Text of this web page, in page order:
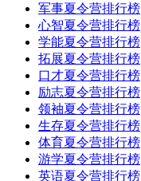
军事夏令营排行榜
心智夏令营排行榜
学能夏令营排行榜
拓展夏令营排行榜
口才夏令营排行榜
励志夏令营排行榜
领袖夏令营排行榜
生存夏令营排行榜
体育夏令营排行榜
游学夏令营排行榜
英语夏令营排行榜